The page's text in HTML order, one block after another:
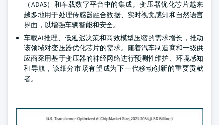
（ADAS）和车载数字平台中的集成。变压器优化芯片越来
越多地用于处理传感器融合数据、实时视觉感知和自然语言
界面，以增强车辆智能和安全。
车载AI推理、低延迟决策和高效模型压缩的需求增长，推动
该领域对变压器优化芯片的需求。随着汽车制造商和一级供
应商采用基于变压器的神经网络进行预测性维护、环境感知
和导航，该细分市场有望成为下一代移动创新的重要贡献
者。